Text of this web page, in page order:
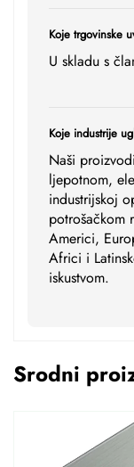
Koje trgovinske
U skladu s
Koje industrije
Naši
ljepotnom,
industrijskoj
potrošačkom
Americi,
Africi i
iskustvom.
Srodni